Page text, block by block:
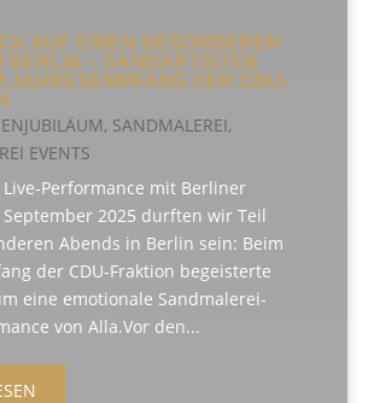
AUF EINEN BESONDEREN
BERLIN – SANDARTISTEN
JAHRESEMPFANG DER CDU-
, SANDMALEREI,
EVENTS
Performance mit Berliner
2025 durften wir Teil
Abends in Berlin sein: Beim
der CDU-Fraktion begeisterte
eine emotionale Sandmalerei-
von Alla.Vor den...